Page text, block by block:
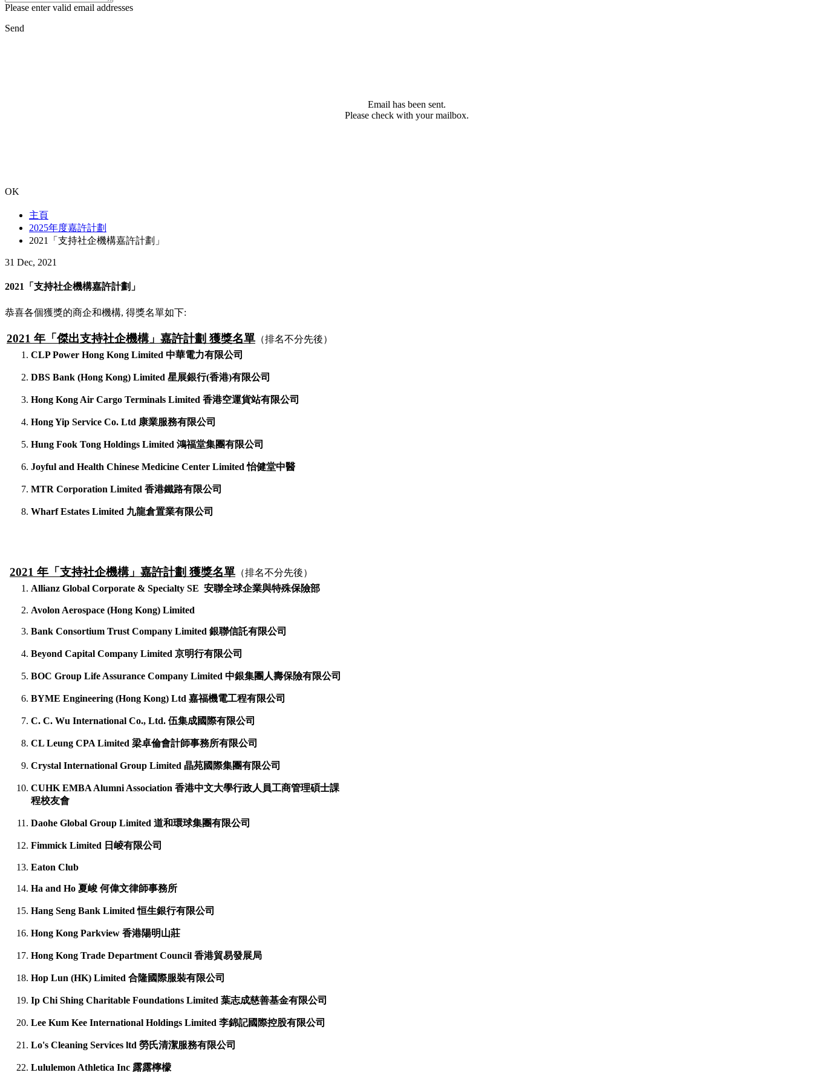
Please enter valid email addresses
Send
Email has been sent.
Please check with your mailbox.
OK
主頁
2025年度嘉許計劃
2021「支持社企機構嘉許計劃」
31 Dec, 2021
2021「支持社企機構嘉許計劃」
恭喜各個獲獎的商企和機構, 得獎名單如下:
2021 年「傑出支持社企機構」嘉許計劃 獲獎名單 （排名不分先後）
CLP Power Hong Kong Limited 中華電力有限公司
DBS Bank (Hong Kong) Limited 星展銀行(香港)有限公司
Hong Kong Air Cargo Terminals Limited 香港空運貨站有限公司
Hong Yip Service Co. Ltd 康業服務有限公司
Hung Fook Tong Holdings Limited 鴻福堂集團有限公司
Joyful and Health Chinese Medicine Center Limited 怡健堂中醫
MTR Corporation Limited 香港鐵路有限公司
Wharf Estates Limited 九龍倉置業有限公司
2021 年「支持社企機構」嘉許計劃 獲獎名單 （排名不分先後）
Allianz Global Corporate & Specialty SE 安聯全球企業與特殊保險部
Avolon Aerospace (Hong Kong) Limited
Bank Consortium Trust Company Limited 銀聯信託有限公司
Beyond Capital Company Limited 京明行有限公司
BOC Group Life Assurance Company Limited 中銀集團人壽保險有限公司
BYME Engineering (Hong Kong) Ltd 嘉福機電工程有限公司
C. C. Wu International Co., Ltd. 伍集成國際有限公司
CL Leung CPA Limited 梁卓倫會計師事務所有限公司
Crystal International Group Limited 晶苑國際集團有限公司
CUHK EMBA Alumni Association 香港中文大學行政人員工商管理碩士課
程校友會
Daohe Global Group Limited 道和環球集團有限公司
Fimmick Limited 日崚有限公司
Eaton Club
Ha and Ho 夏峻 何偉文律師事務所
Hang Seng Bank Limited 恒生銀行有限公司
Hong Kong Parkview 香港陽明山莊
Hong Kong Trade Department Council 香港貿易發展局
Hop Lun (HK) Limited 合隆國際服裝有限公司
Ip Chi Shing Charitable Foundations Limited 葉志成慈善基金有限公司
Lee Kum Kee International Holdings Limited 李錦記國際控股有限公司
Lo's Cleaning Services ltd 勞氏清潔服務有限公司
Lululemon Athletica Inc 露露檸檬